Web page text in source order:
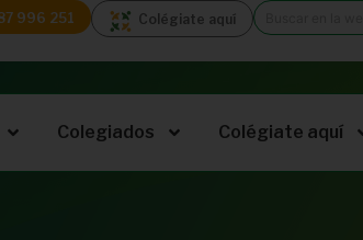
996 251 Colégiate aquí
Colegiados Colégiate aquí